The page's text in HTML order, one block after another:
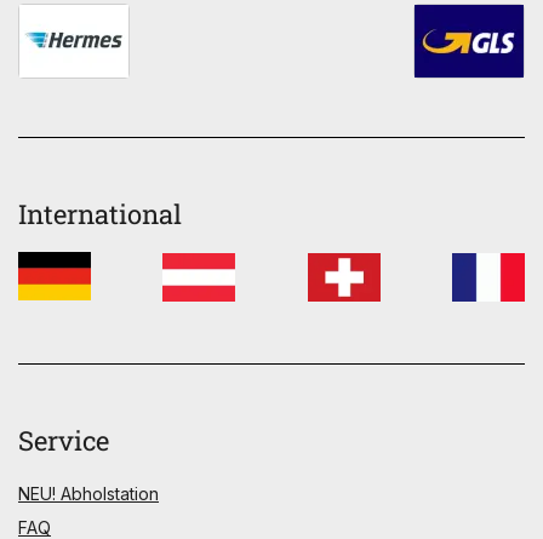
International
Service
NEU! Abholstation
FAQ